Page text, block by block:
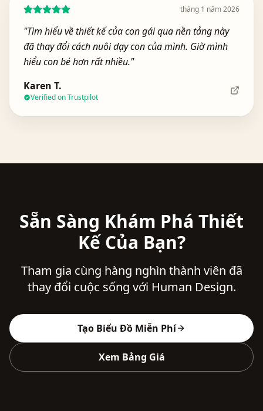
tháng 1 năm 2026
"Tìm hiểu về thiết kế của con gái qua nền tảng này
đã thay đổi cách nuôi dạy con của mình. Giờ mình
hiểu con bé hơn rất nhiều."
Karen T.
Verified on Trustpilot
Sẵn Sàng Khám Phá Thiết
Kế Của Bạn?
Tham gia cùng hàng nghìn thành viên đã
thay đổi cuộc sống với Human Design.
Tạo Biểu Đồ Miễn Phí
Xem Bảng Giá